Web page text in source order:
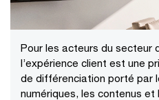
Pour les acteurs du secteur
l’expérience client est une
de différenciation porté par
numériques, les contenus et